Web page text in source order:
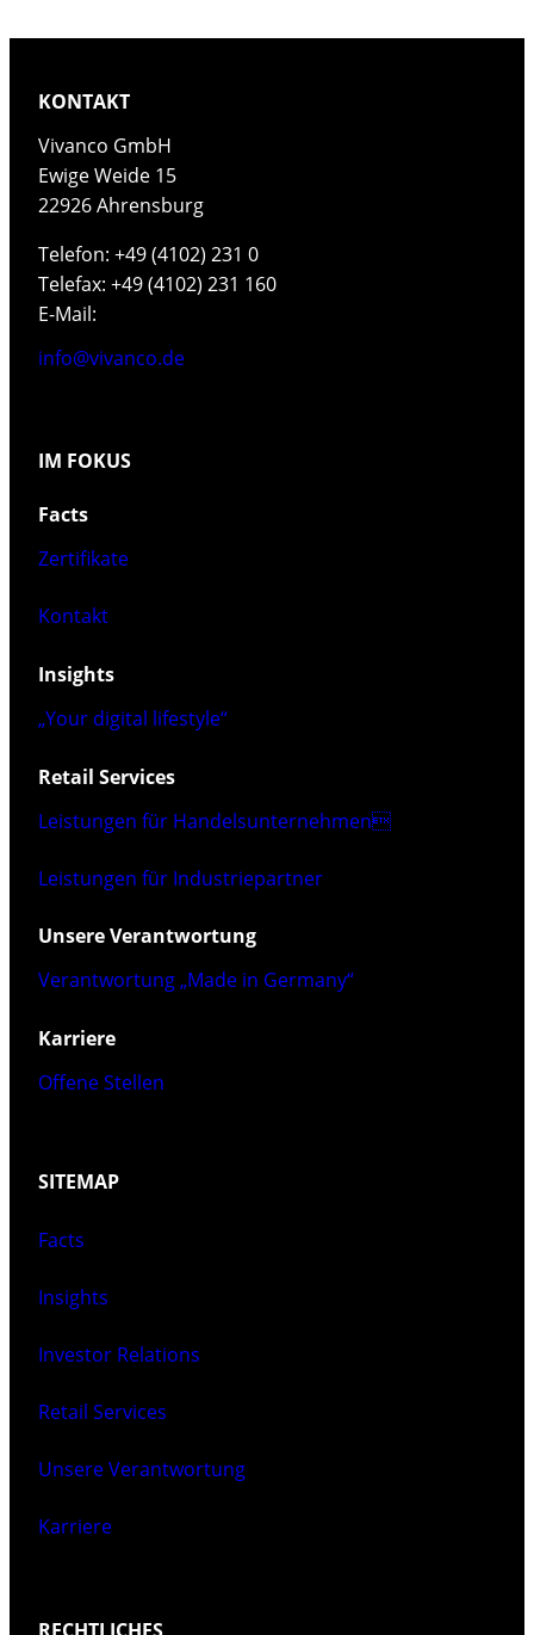
KONTAKT
Vivanco GmbH
Ewige Weide 15
22926 Ahrensburg
Telefon: +49 (4102) 231 0
Telefax: +49 (4102) 231 160
E-Mail:
info@vivanco.de
IM FOKUS
Facts
Zertifikate
Kontakt
Insights
„Your digital lifestyle“
Retail Services
Leistungen für Handelsunternehmen
Leistungen für Industriepartner
Unsere Verantwortung
Verantwortung „Made in Germany“
Karriere
Offene Stellen
SITEMAP
Facts
Insights
Investor Relations
Retail Services
Unsere Verantwortung
Karriere